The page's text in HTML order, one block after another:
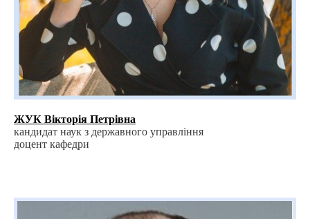
ЖУК Вікторія Петрівна
кандидат наук з державного управління
доцент кафедри